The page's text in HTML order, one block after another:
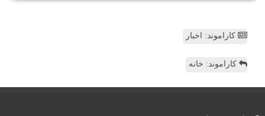
کاراموند: اخبار
کاراموند: خانه